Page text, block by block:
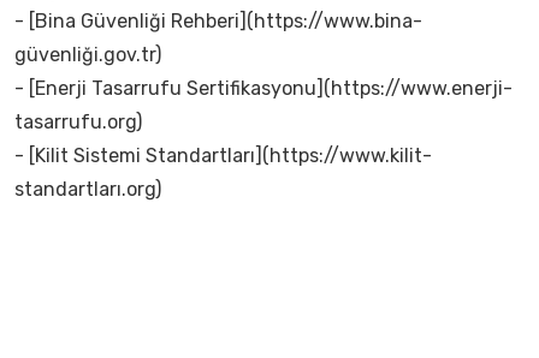
- [Bina Güvenliği Rehberi](https://www.bina-
güvenliği.gov.tr)
- [Enerji Tasarrufu Sertifikasyonu](https://www.enerji-
tasarrufu.org)
- [Kilit Sistemi Standartları](https://www.kilit-
standartları.org)